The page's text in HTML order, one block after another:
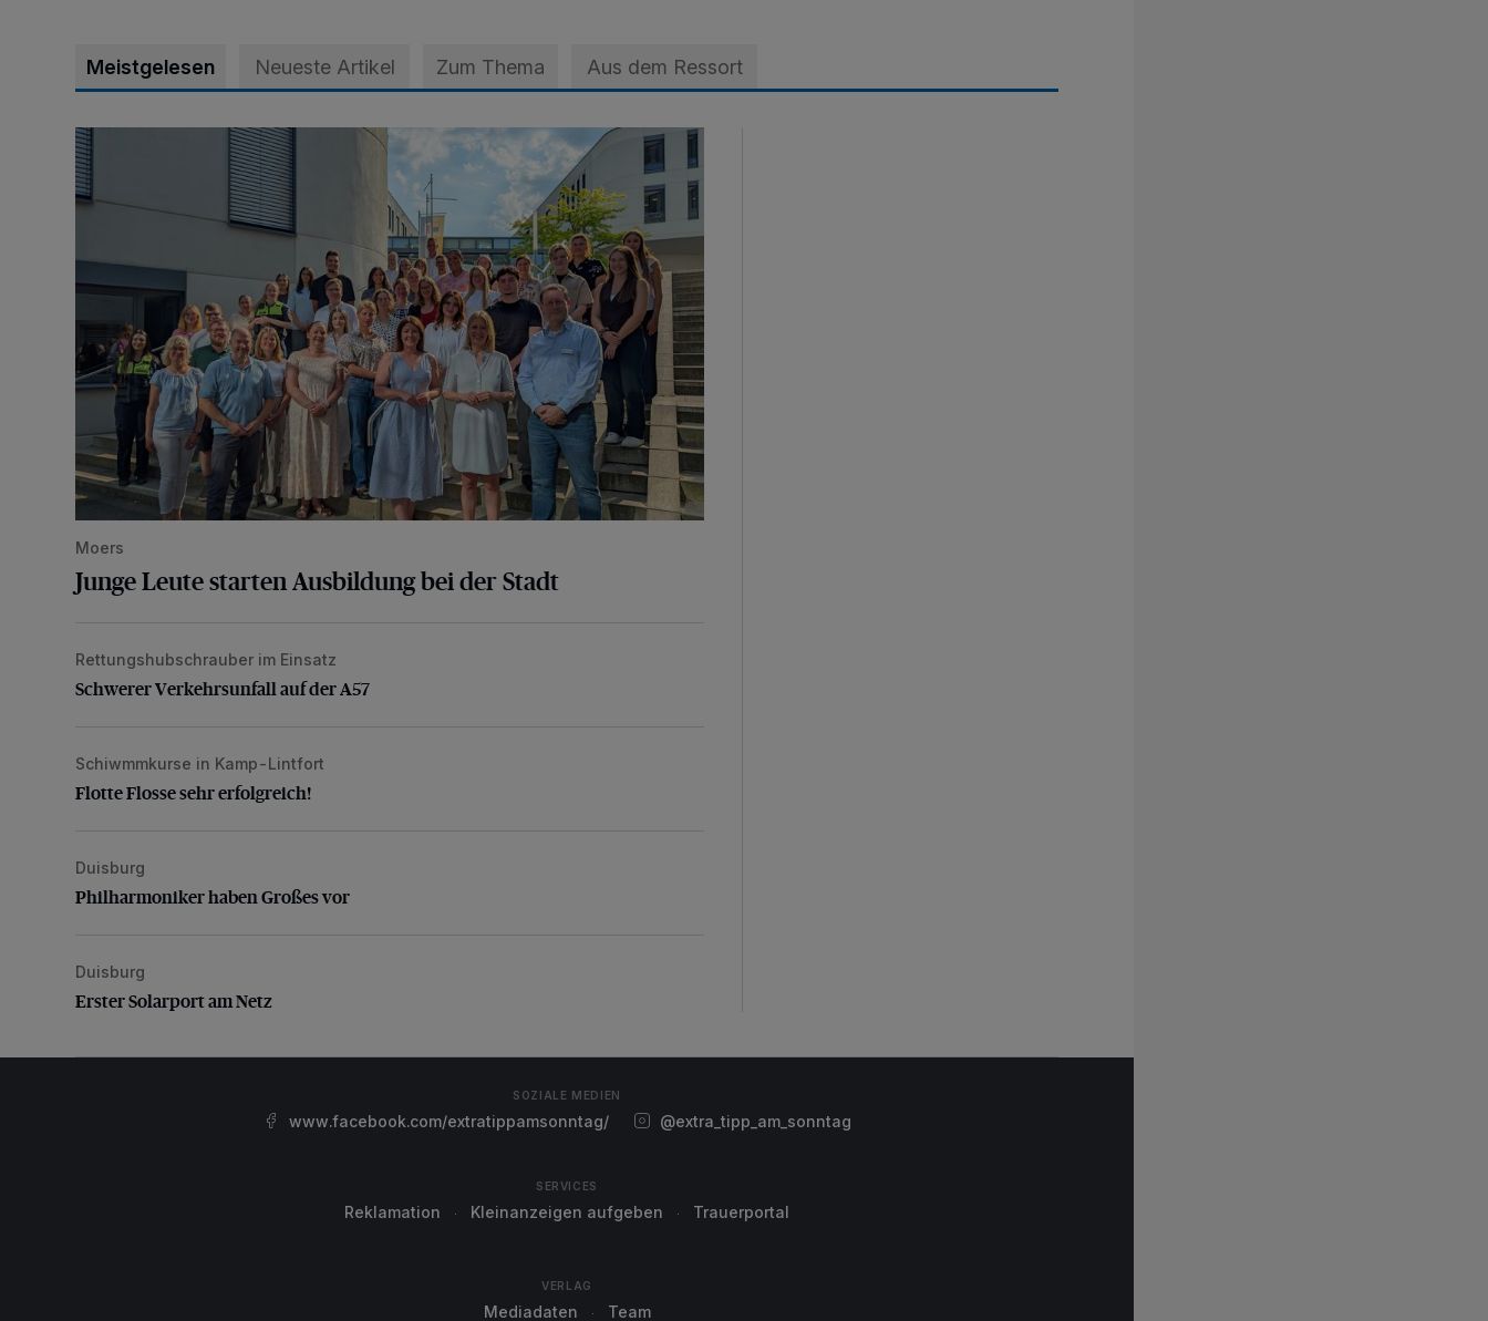
Meistgelesen Neueste Artikel Zum Thema Aus dem Ressort
Junge Leute starten Ausbildung bei der Stadt
Moers
Junge Leute starten Ausbildung bei der Stadt
Schwerer Verkehrsunfall auf der A57
Rettungshubschrauber im Einsatz
Schwerer Verkehrsunfall auf der A57
Flotte Flosse sehr erfolgreich!
Schiwmmkurse in Kamp-Lintfort
Flotte Flosse sehr erfolgreich!
Philharmoniker haben Großes vor
Duisburg
Philharmoniker haben Großes vor
Erster Solarport am Netz
Duisburg
Erster Solarport am Netz
SOZIALE MEDIEN
www.facebook.com/extratippamsonntag/ @extra_tipp_am_sonntag
SERVICES
Reklamation Kleinanzeigen aufgeben Trauerportal
VERLAG
Mediadaten Team